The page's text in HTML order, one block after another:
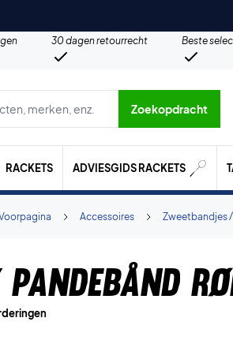
30 dagen retourrecht Beste
merken etc.
Zoekopdracht
RACKETS ADVIESGIDS RACKETS
Zweetbandjes
Accessoires